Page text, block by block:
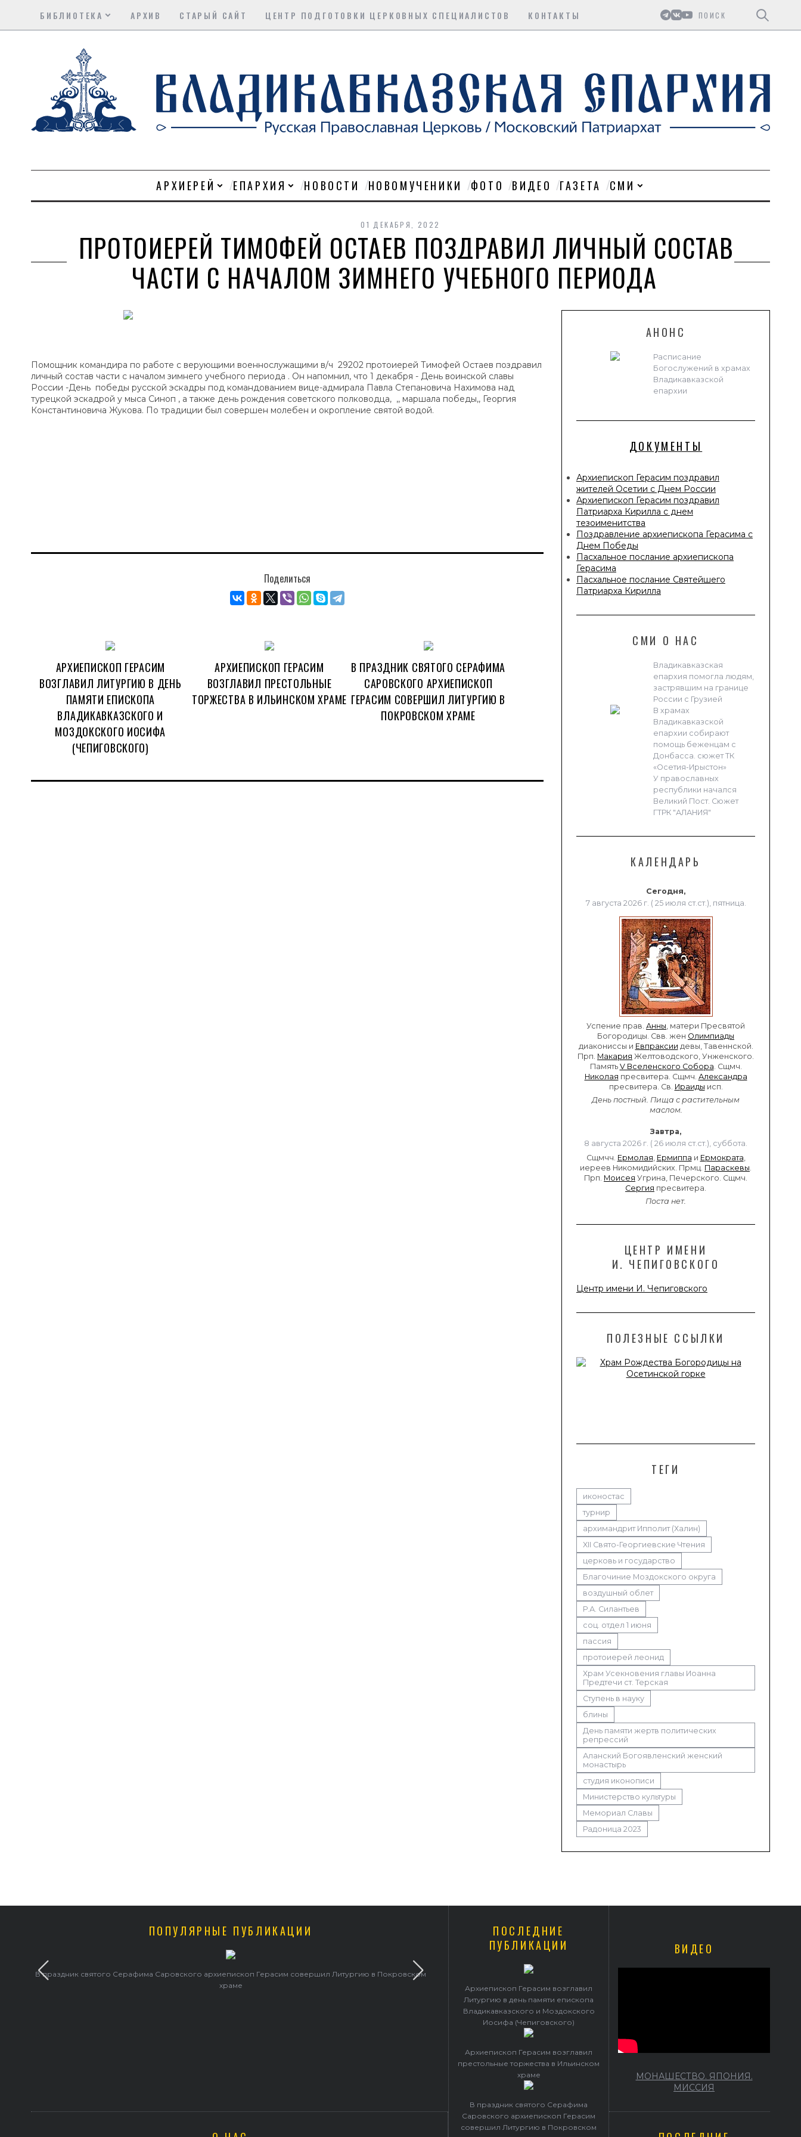
БИБЛИОТЕКА АРХИВ СТАРЫЙ САЙТ ЦЕНТР ПОДГОТОВКИ ЦЕРКОВНЫХ СПЕЦИАЛИСТОВ КОНТАКТЫ
АРХИЕРЕЙ ЕПАРХИЯ НОВОСТИ НОВОМУЧЕНИКИ ФОТО ВИДЕО ГАЗЕТА СМИ
01 ДЕКАБРЯ, 2022
ПРОТОИЕРЕЙ ТИМОФЕЙ ОСТАЕВ ПОЗДРАВИЛ ЛИЧНЫЙ СОСТАВ
ЧАСТИ С НАЧАЛОМ ЗИМНЕГО УЧЕБНОГО ПЕРИОДА
АНОНС
Расписание
Богослужений в храмах
Владикавказской
епархии
ДОКУМЕНТЫ
Архиепископ Герасим поздравил
жителей Осетии с Днем России
Архиепископ Герасим поздравил
Патриарха Кирилла с днем
тезоименитства
Поздравление архиепископа Герасима с
Днем Победы
Пасхальное послание архиепископа
Герасима
Пасхальное послание Святейшего
Патриарха Кирилла
СМИ О НАС
Владикавказская
епархия помогла людям,
застрявшим на границе
России с Грузией
В храмах
Владикавказской
епархии собирают
помощь беженцам с
Донбасса. сюжет ТК
«Осетия-Ирыстон»
У православных
республики начался
Великий Пост. Сюжет
ГТРК "АЛАНИЯ"
КАЛЕНДАРЬ
Сегодня,
7 августа 2026 г. ( 25 июля ст.ст.), пятница.
Успение прав. Анны , матери Пресвятой
Богородицы. Свв. жен Олимпиады
диакониссы и Евпраксии девы, Тавеннской.
Прп. Макария Желтоводского, Унженского.
Память V Вселенского Собора . Сщмч.
Николая пресвитера. Сщмч. Александра
пресвитера. Св. Ираиды исп.
День постный. Пища с растительным
маслом.
Завтра,
8 августа 2026 г. ( 26 июля ст.ст.), суббота.
Сщмчч. Ермолая Ермиппа и Ермократа
иереев Никомидийских. Прмц. Параскевы
Прп. Моисея Угрина, Печерского. Сщмч.
Сергия пресвитера.
Поста нет.
ЦЕНТР ИМЕНИ
И. ЧЕПИГОВСКОГО
Центр имени И. Чепиговского
ПОЛЕЗНЫЕ ССЫЛКИ
ТЕГИ
иконостас
турнир
архимандрит Ипполит (Халин)
XII Свято-Георгиевские Чтения
церковь и государство
Благочиние Моздокского округа
воздушный облет
Р.А. Силантьев
соц. отдел 1 июня
пассия
протоиерей леонид
Храм Усекновения главы Иоанна
Предтечи ст. Терская
Ступень в науку
блины
День памяти жертв политических
репрессий
Аланский Богоявленский женский
монастырь
студия иконописи
Министерство культуры
Мемориал Славы
Радоница 2023
Помощник командира по работе с верующими военнослужащими в/ч 29202 протоиерей Тимофей Остаев поздравил
личный состав части с началом зимнего учебного периода . Он напомнил, что 1 декабря - День воинской славы
России -День победы русской эскадры под командованием вице-адмирала Павла Степановича Нахимова над
турецкой эскадрой у мыса Синоп , а также день рождения советского полководца, ,, маршала победы,, Георгия
Константиновича Жукова. По традиции был совершен молебен и окропление святой водой.
Поделиться
АРХИЕПИСКОП ГЕРАСИМ
ВОЗГЛАВИЛ ЛИТУРГИЮ В ДЕНЬ
ПАМЯТИ ЕПИСКОПА
ВЛАДИКАВКАЗСКОГО И
МОЗДОКСКОГО ИОСИФА
(ЧЕПИГОВСКОГО)
АРХИЕПИСКОП ГЕРАСИМ
ВОЗГЛАВИЛ ПРЕСТОЛЬНЫЕ
ТОРЖЕСТВА В ИЛЬИНСКОМ ХРАМЕ
В ПРАЗДНИК СВЯТОГО СЕРАФИМА
САРОВСКОГО АРХИЕПИСКОП
ГЕРАСИМ СОВЕРШИЛ ЛИТУРГИЮ В
ПОКРОВСКОМ ХРАМЕ
ПОПУЛЯРНЫЕ ПУБЛИКАЦИИ
В праздник святого Серафима Саровского архиепископ Герасим совершил Литургию в Покровском
храме
ПОСЛЕДНИЕ
ПУБЛИКАЦИИ
Архиепископ Герасим возглавил
Литургию в день памяти епископа
Владикавказского и Моздокского
Иосифа (Чепиговского)
Архиепископ Герасим возглавил
престольные торжества в Ильинском
храме
В праздник святого Серафима
Саровского архиепископ Герасим
совершил Литургию в Покровском
ВИДЕО
МОНАШЕСТВО. ЯПОНИЯ.
МИССИЯ